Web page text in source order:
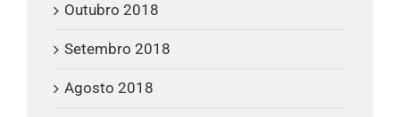
Outubro 2018
Setembro 2018
Agosto 2018